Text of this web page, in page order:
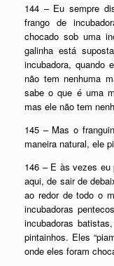
144 – Eu sempre
frango de
chocado sob uma
galinha está
incubadora, quando
não tem nenhuma
sabe o que é uma
mas ele não tem
145 – Mas o
maneira natural, ele
146 – E às vezes eu
aqui, de sair de
ao redor de todo o
incubadoras
incubadoras
pintainhos. Eles
onde eles foram